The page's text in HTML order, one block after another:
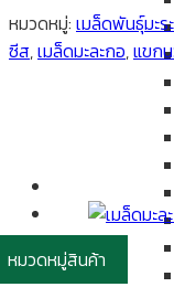
หมวดหมู่: เมล็ดพันธุ์มะร
ซีส,เมล็ดมะละกอ,แขก
หมวดหมู่สินค้า